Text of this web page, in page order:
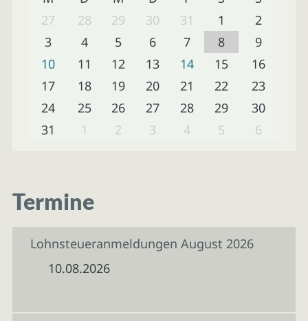
27
28 29 30 31 1
2
3
4 5 6 7 8
9
10
11 12 13 14 15
16
17
18 19 20 21 22
23
24
25 26 27 28 29
30
31
1 2 3 4 5 6
Termine
Lohnsteueranmeldungen August 2026
10.08.2026